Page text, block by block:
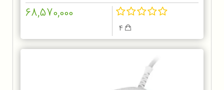
68,570,000